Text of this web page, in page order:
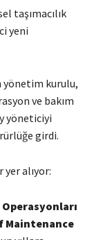
taşımacılık
yeni
yönetim kurulu,
ve bakım
yöneticiyi
girdi.
alıyor:
Operasyonları
Maintenance